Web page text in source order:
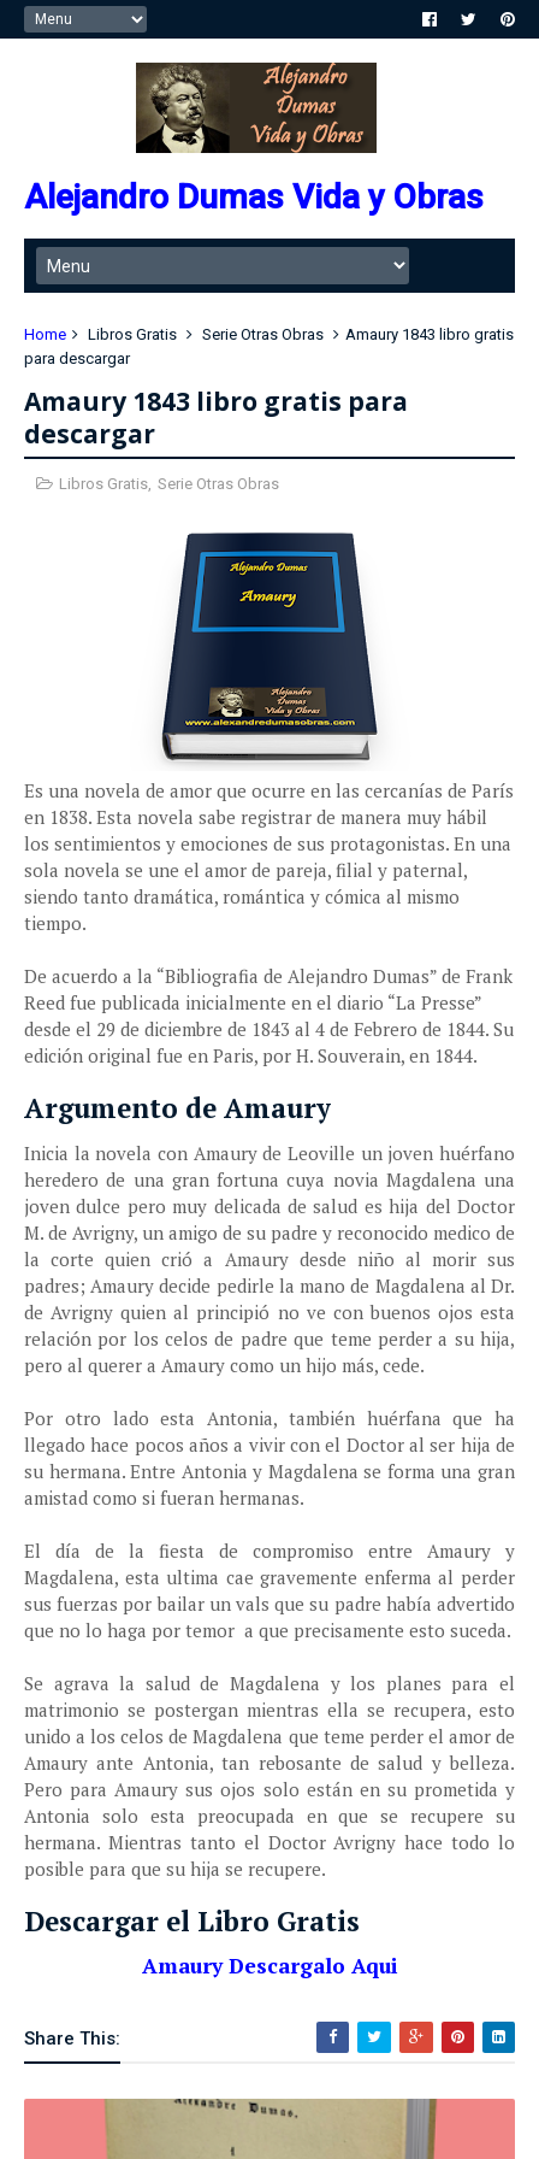
Alejandro Dumas Vida y Obras
Home Libros Gratis Serie Otras Obras
Amaury 1843 libro gratis
para descargar
Amaury 1843 libro gratis para
descargar
Libros Gratis, Serie Otras Obras
Es una novela de amor que ocurre en las cercanías de París
en 1838. Esta novela sabe registrar de manera muy hábil
los sentimientos y emociones de sus protagonistas. En una
sola novela se une el amor de pareja, filial y paternal,
siendo tanto dramática, romántica y cómica al mismo
tiempo.
De acuerdo a la “Bibliografia de Alejandro Dumas” de Frank
Reed fue publicada inicialmente en el diario “La Presse”
desde el 29 de diciembre de 1843 al 4 de Febrero de 1844. Su
edición original fue en Paris, por H. Souverain, en 1844.
Argumento de Amaury
Inicia la novela con Amaury de Leoville un joven huérfano
heredero de una gran fortuna cuya novia Magdalena una
joven dulce pero muy delicada de salud es hija del Doctor
M. de Avrigny, un amigo de su padre y reconocido medico de
la corte quien crió a Amaury desde niño al morir sus
padres; Amaury decide pedirle la mano de Magdalena al Dr.
de Avrigny quien al principió no ve con buenos ojos esta
relación por los celos de padre que teme perder a su hija,
pero al querer a Amaury como un hijo más, cede.
Por otro lado esta Antonia, también huérfana que ha
llegado hace pocos años a vivir con el Doctor al ser hija de
su hermana. Entre Antonia y Magdalena se forma una gran
amistad como si fueran hermanas.
El día de la fiesta de compromiso entre Amaury y
Magdalena, esta ultima cae gravemente enferma al perder
sus fuerzas por bailar un vals que su padre había advertido
que no lo haga por temor a que precisamente esto suceda.
Se agrava la salud de Magdalena y los planes para el
matrimonio se postergan mientras ella se recupera, esto
unido a los celos de Magdalena que teme perder el amor de
Amaury ante Antonia, tan rebosante de salud y belleza.
Pero para Amaury sus ojos solo están en su prometida y
Antonia solo esta preocupada en que se recupere su
hermana. Mientras tanto el Doctor Avrigny hace todo lo
posible para que su hija se recupere.
Descargar el Libro Gratis
Amaury Descargalo Aqui
Share This: